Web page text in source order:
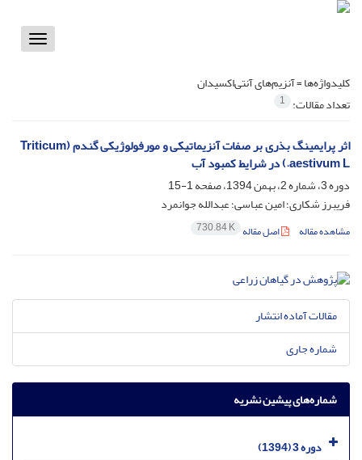
Toggle
کلیدواژه‌ها =آنزیم‌های آنتی‌اکسیدان
تعداد مقالات: 1
اثر پرایمینگ بذری بر صفات آنزیماتیکی و مورفولوژیکی گندم (Triticum
aestivum L.) در شرایط کمبود آب
دوره 3، شماره 2، بهمن 1394، صفحه
1-15
فریبرز شکاری؛ امین عباسی؛ عبدالله جوانمرد
مشاهده مقاله اصل مقاله 730.84 K
مقالات آماده انتشار
شماره جاری
شماره‌های پیشین نشریه
دوره 3 (1394)